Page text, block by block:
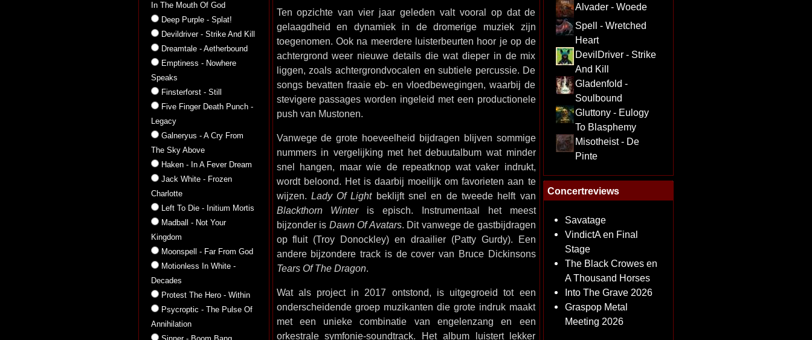
In The Mouth Of God
Deep Purple - Splat!
Devildriver - Strike And Kill
Dreamtale - Aetherbound
Emptiness - Nowhere
Speaks
Finsterforst - Still
Five Finger Death Punch -
Legacy
Galneryus - A Cry From
The Sky Above
Haken - In A Fever Dream
Jack White - Frozen
Charlotte
Left To Die - Initium Mortis
Madball - Not Your
Kingdom
Moonspell - Far From God
Motionless In White -
Decades
Protest The Hero - Within
Psycroptic - The Pulse Of
Annihilation
Ten opzichte van vier jaar geleden valt vooral op dat de
gelaagdheid en dynamiek in de dromerige muziek zijn
toegenomen. Ook na meerdere luisterbeurten hoor je op de
achtergrond weer nieuwe details die wat dieper in de mix
liggen, zoals achtergrondvocalen en subtiele percussie. De
songs bevatten fraaie eb- en vloedbewegingen, waarbij de
stevigere passages worden ingeleid met een productionele
push van Mustonen.
Vanwege de grote hoeveelheid bijdragen blijven sommige
nummers in vergelijking met het debuutalbum wat minder
snel hangen, maar wie de repeatknop wat vaker indrukt,
wordt beloond. Het is daarbij moeilijk om favorieten aan te
wijzen. Lady Of Lightbeklijft snel en de tweede helft van
Blackthorn Winteris episch. Instrumentaal het meest
bijzonder is Dawn Of Avatars. Dit vanwege de gastbijdragen
op fluit (Troy Donockley) en draailier (Patty Gurdy). Een
andere bijzondere track is de cover van Bruce Dickinsons
Tears Of The Dragon.
Wat als project in 2017 ontstond, is uitgegroeid tot een
onderscheidende groep muzikanten die grote indruk maakt
met een unieke combinatie van engelenzang en een
orkestrale symfonie-soundtrack. Het album luistert lekker
Alvader - Woede
Spell - Wretched
Heart
DevilDriver - Strike
And Kill
Gladenfold -
Soulbound
Gluttony - Eulogy
To Blasphemy
Misotheist - De
Pinte
Concertreviews
Savatage
VindictA en Final
Stage
The Black Crowes en
A Thousand Horses
Into The Grave 2026
Graspop Metal
Meeting 2026